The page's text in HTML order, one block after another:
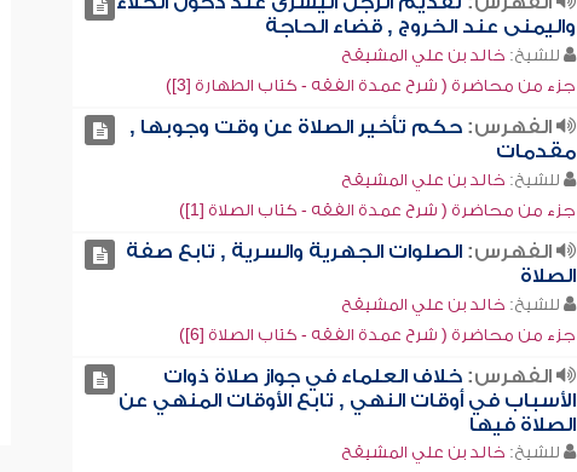
واليمنى عند الخروج , قضاء الحاجة
للشيخ: خالد بن علي المشيقح
جزء من محاضرة ( شرح عمدة الفقه - كتاب الطهارة [3])
الفهرس: حكم تأخير الصلاة عن وقت وجوبها ,
مقدمات
للشيخ: خالد بن علي المشيقح
جزء من محاضرة ( شرح عمدة الفقه - كتاب الصلاة [1])
الفهرس: الصلوات الجهرية والسرية , تابع صفة
الصلاة
للشيخ: خالد بن علي المشيقح
جزء من محاضرة ( شرح عمدة الفقه - كتاب الصلاة [6])
الفهرس: خلاف العلماء في جواز صلاة ذوات
الأسباب في أوقات النهي , تابع الأوقات المنهي عن
الصلاة فيها
للشيخ: خالد بن علي المشيقح